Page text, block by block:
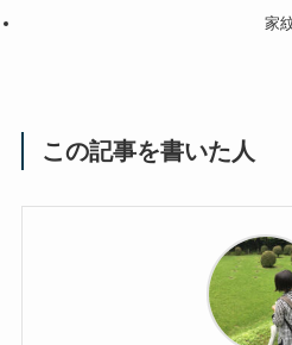
家
この記事を書いた人